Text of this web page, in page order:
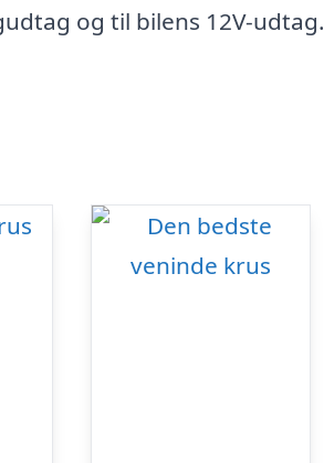
og til bilens 12V-udtag.